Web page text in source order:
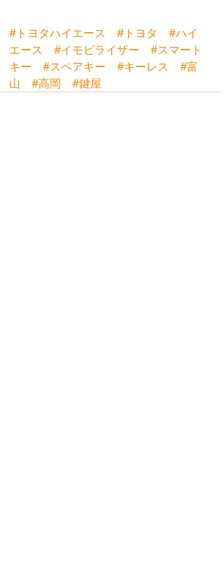
#トヨタハイエース #トヨタ
#ハイ
エース
#イモビライザー
#スマート
キー
#スペアキー #キーレス
#富
山
#高岡 #鍵屋